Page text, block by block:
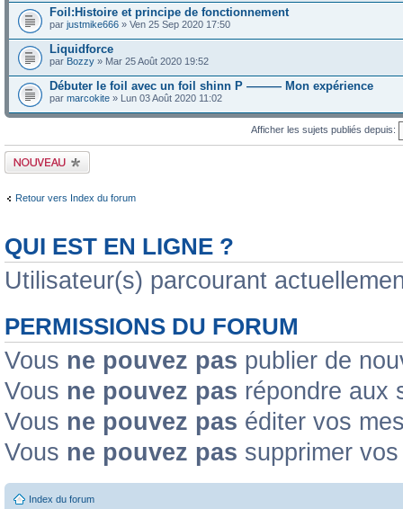
Foil:Histoire et principe de fonctionnement
par justmike666 » Ven 25 Sep 2020 17:50
Liquidforce
par Bozzy » Mar 25 Août 2020 19:52
Débuter le foil avec un foil shinn P ——— Mon expérience
par marcokite » Lun 03 Août 2020 11:02
Afficher les sujets publiés depuis:
Publier un nouveau
sujet
Retour vers Index du forum
QUI EST EN LIGNE ?
Utilisateur(s) parcourant
PERMISSIONS DU FORUM
Vous ne pouvez pas publier de
Vous ne pouvez pas répondre aux
Vous ne pouvez pas éditer vos
Vous ne pouvez pas supprimer
Index du forum